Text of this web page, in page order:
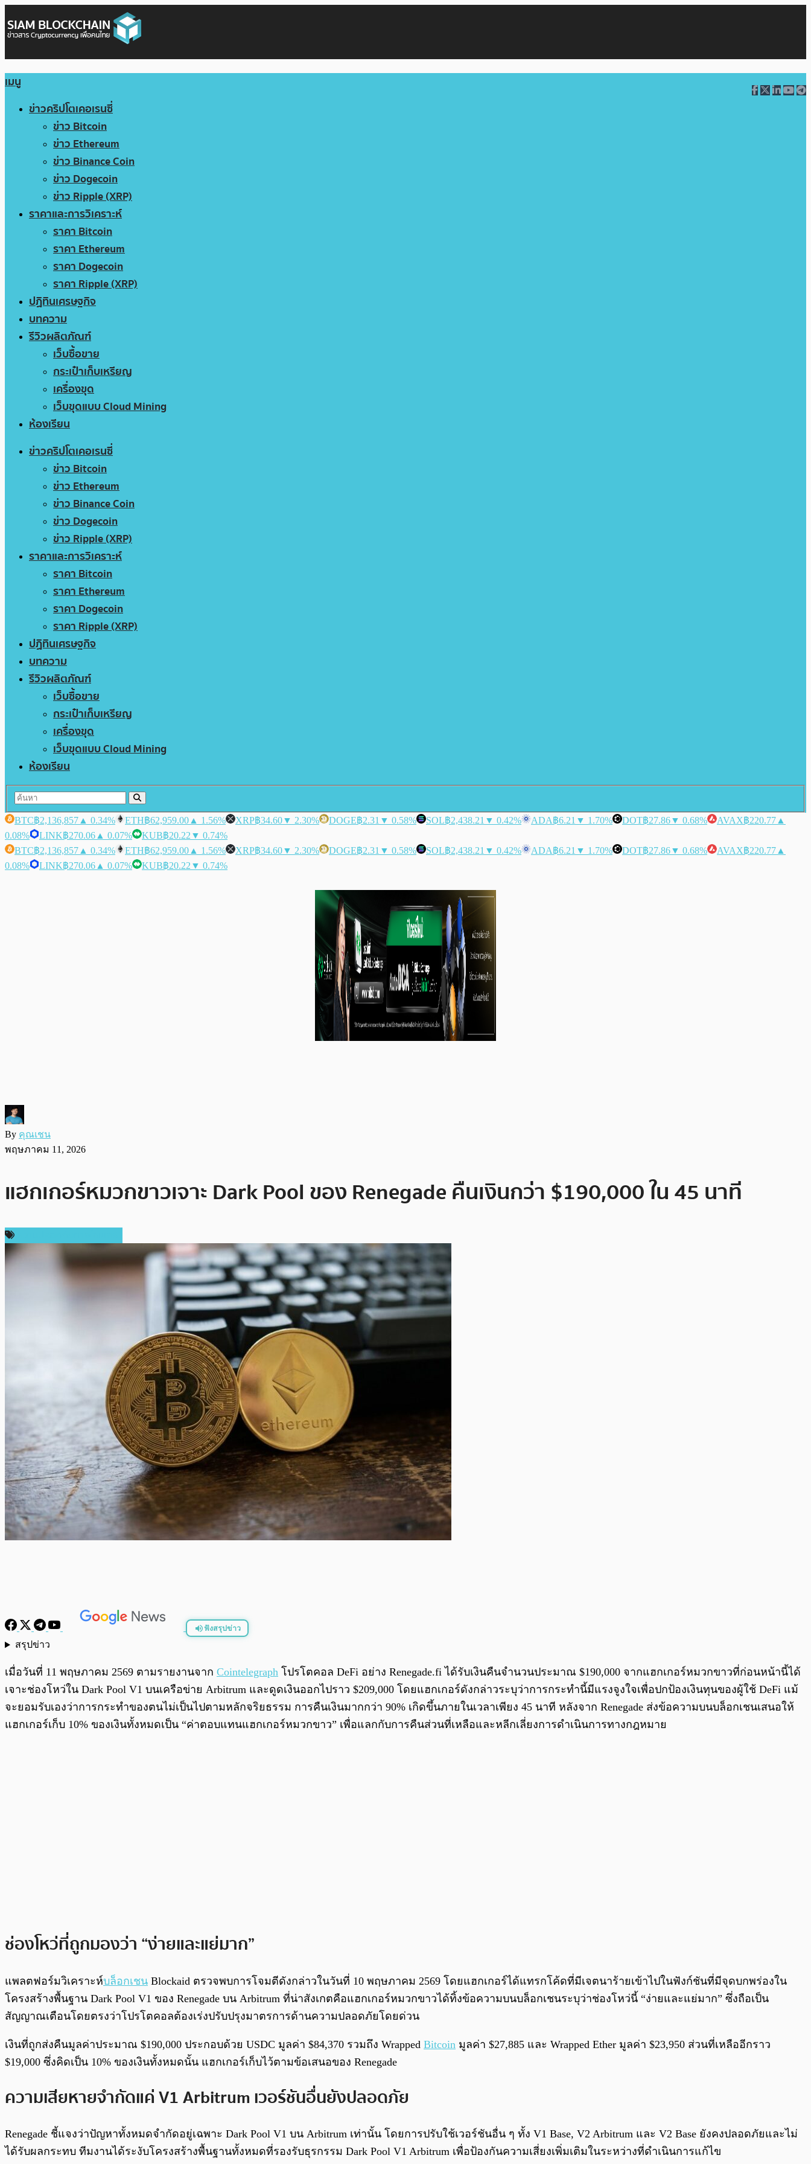
เมนู
ข่าวคริปโตเคอเรนซี่
ข่าว Bitcoin
ข่าว Ethereum
ข่าว Binance Coin
ข่าว Dogecoin
ข่าว Ripple (XRP)
ราคาและการวิเคราะห์
ราคา Bitcoin
ราคา Ethereum
ราคา Dogecoin
ราคา Ripple (XRP)
ปฏิทินเศรษฐกิจ
บทความ
รีวิวผลิตภัณฑ์
เว็บซื้อขาย
กระเป๋าเก็บเหรียญ
เครื่องขุด
เว็บขุดแบบ Cloud Mining
ห้องเรียน
ข่าวคริปโตเคอเรนซี่
ข่าว Bitcoin
ข่าว Ethereum
ข่าว Binance Coin
ข่าว Dogecoin
ข่าว Ripple (XRP)
ราคาและการวิเคราะห์
ราคา Bitcoin
ราคา Ethereum
ราคา Dogecoin
ราคา Ripple (XRP)
ปฏิทินเศรษฐกิจ
บทความ
รีวิวผลิตภัณฑ์
เว็บซื้อขาย
กระเป๋าเก็บเหรียญ
เครื่องขุด
เว็บขุดแบบ Cloud Mining
ห้องเรียน
BTC฿2,136,857 ▲ 0.34% ETH฿62,959.00 ▲ 1.56% XRP฿34.60▼ 2.30% DOGE฿2.31 ▼ 0.58% SOL฿2,438.21 ▼ 0.42% ADA฿6.21 ▼ 1.70% DOT฿27.86▼ 0.68% AVAX฿220.77 ▲
0.08%
LINK฿270.06 ▲ 0.07% KUB฿20.22 ▼ 0.74%
BTC฿2,136,857 ▲ 0.34% ETH฿62,959.00 ▲ 1.56% XRP฿34.60▼ 2.30% DOGE฿2.31 ▼ 0.58% SOL฿2,438.21 ▼ 0.42% ADA฿6.21 ▼ 1.70% DOT฿27.86▼ 0.68% AVAX฿220.77 ▲
0.08%
LINK฿270.06 ▲ 0.07% KUB฿20.22 ▼ 0.74%
By คุณเชน
พฤษภาคม 11, 2026
แฮกเกอร์หมวกขาวเจาะ Dark Pool ของ Renegade คืนเงินกว่า $190,000 ใน 45 นาที
ฟังสรุปข่าว
สรุปข่าว
เมื่อวันที่ 11 พฤษภาคม 2569 ตามรายงานจาก Cointelegraph โปรโตคอล DeFi อย่าง Renegade.fi ได้รับเงินคืนจำนวนประมาณ $190,000 จากแฮกเกอร์หมวกขาวที่ก่อนหน้านี้ได้
เจาะช่องโหว่ใน Dark Pool V1 บนเครือข่าย Arbitrum และดูดเงินออกไปราว $209,000 โดยแฮกเกอร์ดังกล่าวระบุว่าการกระทำนี้มีแรงจูงใจเพื่อปกป้องเงินทุนของผู้ใช้ DeFi แม้
จะยอมรับเองว่าการกระทำของตนไม่เป็นไปตามหลักจริยธรรม การคืนเงินมากกว่า 90% เกิดขึ้นภายในเวลาเพียง 45 นาที หลังจาก Renegade ส่งข้อความบนบล็อกเชนเสนอให้
แฮกเกอร์เก็บ 10% ของเงินทั้งหมดเป็น “ค่าตอบแทนแฮกเกอร์หมวกขาว” เพื่อแลกกับการคืนส่วนที่เหลือและหลีกเลี่ยงการดำเนินการทางกฎหมาย
ช่องโหว่ที่ถูกมองว่า “ง่ายและแย่มาก”
แพลตฟอร์มวิเคราะห์บล็อกเชน Blockaid ตรวจพบการโจมตีดังกล่าวในวันที่ 10 พฤษภาคม 2569 โดยแฮกเกอร์ได้แทรกโค้ดที่มีเจตนาร้ายเข้าไปในฟังก์ชันที่มีจุดบกพร่องใน
โครงสร้างพื้นฐาน Dark Pool V1 ของ Renegade บน Arbitrum ที่น่าสังเกตคือแฮกเกอร์หมวกขาวได้ทิ้งข้อความบนบล็อกเชนระบุว่าช่องโหว่นี้ “ง่ายและแย่มาก” ซึ่งถือเป็น
สัญญาณเตือนโดยตรงว่าโปรโตคอลต้องเร่งปรับปรุงมาตรการด้านความปลอดภัยโดยด่วน
เงินที่ถูกส่งคืนมูลค่าประมาณ $190,000 ประกอบด้วย USDC มูลค่า $84,370 รวมถึง Wrapped Bitcoin มูลค่า $27,885 และ Wrapped Ether มูลค่า $23,950 ส่วนที่เหลืออีกราว
$19,000 ซึ่งคิดเป็น 10% ของเงินทั้งหมดนั้น แฮกเกอร์เก็บไว้ตามข้อเสนอของ Renegade
ความเสียหายจำกัดแค่ V1 Arbitrum เวอร์ชันอื่นยังปลอดภัย
Renegade ชี้แจงว่าปัญหาทั้งหมดจำกัดอยู่เฉพาะ Dark Pool V1 บน Arbitrum เท่านั้น โดยการปรับใช้เวอร์ชันอื่น ๆ ทั้ง V1 Base, V2 Arbitrum และ V2 Base ยังคงปลอดภัยและไม่
ได้รับผลกระทบ ทีมงานได้ระงับโครงสร้างพื้นฐานทั้งหมดที่รองรับธุรกรรม Dark Pool V1 Arbitrum เพื่อป้องกันความเสี่ยงเพิ่มเติมในระหว่างที่ดำเนินการแก้ไข